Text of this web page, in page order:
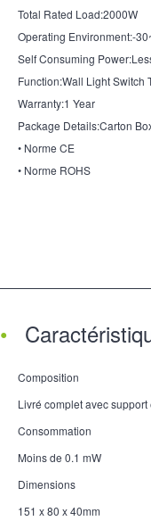
Total Rated Load:2000W
Operating Environment:-
Self Consuming
Function:Wall Light Switch
Warranty:1 Year
Package Details:Carton
• Norme CE
• Norme ROHS
Composition
Livré complet avec
Consommation
Moins de 0.1 mW
Dimensions
151 x 80 x 40mm